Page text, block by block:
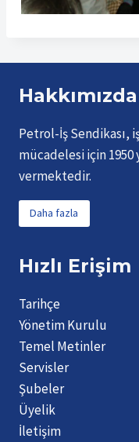
Hakkımızda
Petrol-İş Sendikası,
mücadelesi için 1950
vermektedir.
Daha fazla
Hızlı Erişim
Tarihçe
Yönetim Kurulu
Temel Metinler
Servisler
Şubeler
Üyelik
İletişim